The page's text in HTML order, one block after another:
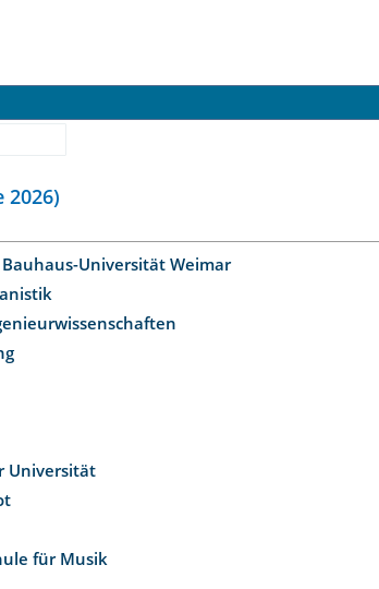
2026)
Universität Weimar
Universität
für Musik